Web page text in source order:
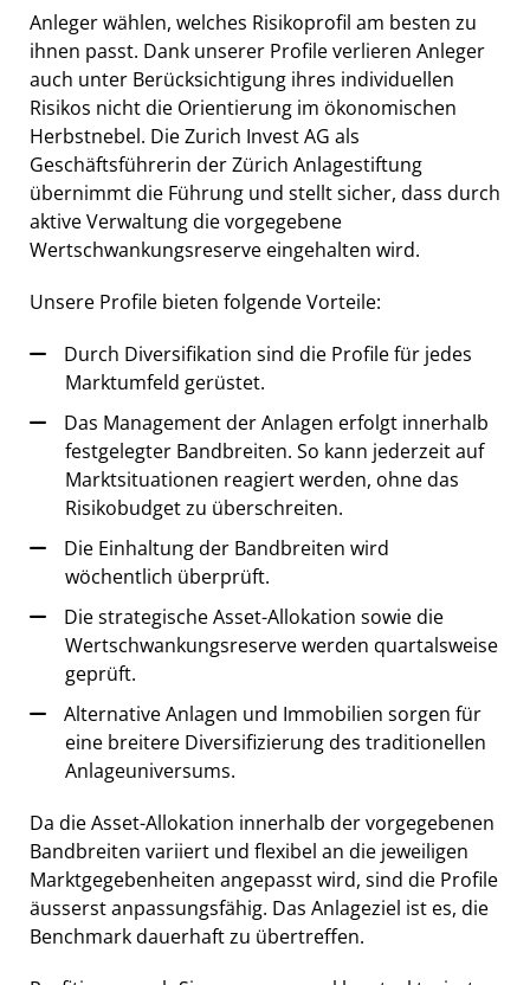
Anleger wählen, welches Risikoprofil am besten zu
ihnen passt. Dank unserer Profile verlieren Anleger
auch unter Berücksichtigung ihres individuellen
Risikos nicht die Orientierung im ökonomischen
Herbstnebel. Die Zurich Invest AG als
Geschäftsführerin der Zürich Anlagestiftung
übernimmt die Führung und stellt sicher, dass durch
aktive Verwaltung die vorgegebene
Wertschwankungsreserve eingehalten wird.
Unsere Profile bieten folgende Vorteile:
Durch Diversifikation sind die Profile für jedes
Marktumfeld gerüstet.
Das Management der Anlagen erfolgt innerhalb
festgelegter Bandbreiten. So kann jederzeit auf
Marktsituationen reagiert werden, ohne das
Risikobudget zu überschreiten.
Die Einhaltung der Bandbreiten wird
wöchentlich überprüft.
Die strategische Asset-Allokation sowie die
Wertschwankungsreserve werden quartalsweise
geprüft.
Alternative Anlagen und Immobilien sorgen für
eine breitere Diversifizierung des traditionellen
Anlageuniversums.
Da die Asset-Allokation innerhalb der vorgegebenen
Bandbreiten variiert und flexibel an die jeweiligen
Marktgegebenheiten angepasst wird, sind die Profile
äusserst anpassungsfähig. Das Anlageziel ist es, die
Benchmark dauerhaft zu übertreffen.